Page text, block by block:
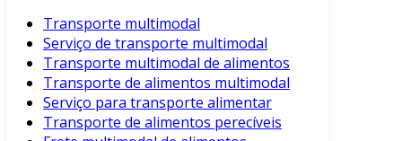
Transporte multimodal
Serviço de transporte multimodal
Transporte multimodal de alimentos
Transporte de alimentos multimodal
Serviço para transporte alimentar
Transporte de alimentos perecíveis